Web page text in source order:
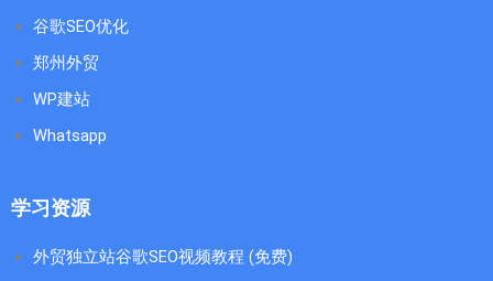
谷歌SEO优化
郑州外贸
WP建站
Whatsapp
学习资源
外贸独立站谷歌SEO视频教程 (免费)